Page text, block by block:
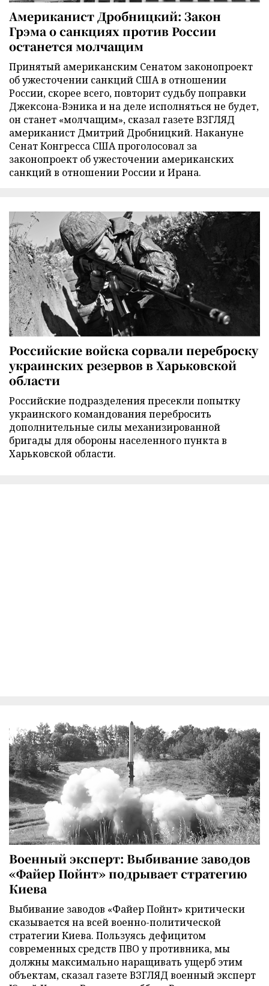
Американист Дробницкий: Закон
Грэма о санкциях против России
останется молчащим
Принятый американским Сенатом законопроект
об ужесточении санкций США в отношении
России, скорее всего, повторит судьбу поправки
Джексона-Вэника и на деле исполняться не будет,
он станет «молчащим», сказал газете ВЗГЛЯД
американист Дмитрий Дробницкий. Накануне
Сенат Конгресса США проголосовал за
законопроект об ужесточении американских
санкций в отношении России и Ирана.
Российские войска сорвали переброску
украинских резервов в Харьковской
области
Российские подразделения пресекли попытку
украинского командования перебросить
дополнительные силы механизированной
бригады для обороны населенного пункта в
Харьковской области.
Военный эксперт: Выбивание заводов
«Файер Пойнт» подрывает стратегию
Киева
Выбивание заводов «Файер Пойнт» критически
сказывается на всей военно-политической
стратегии Киева. Пользуясь дефицитом
современных средств ПВО у противника, мы
должны максимально наращивать ущерб этим
объектам, сказал газете ВЗГЛЯД военный эксперт